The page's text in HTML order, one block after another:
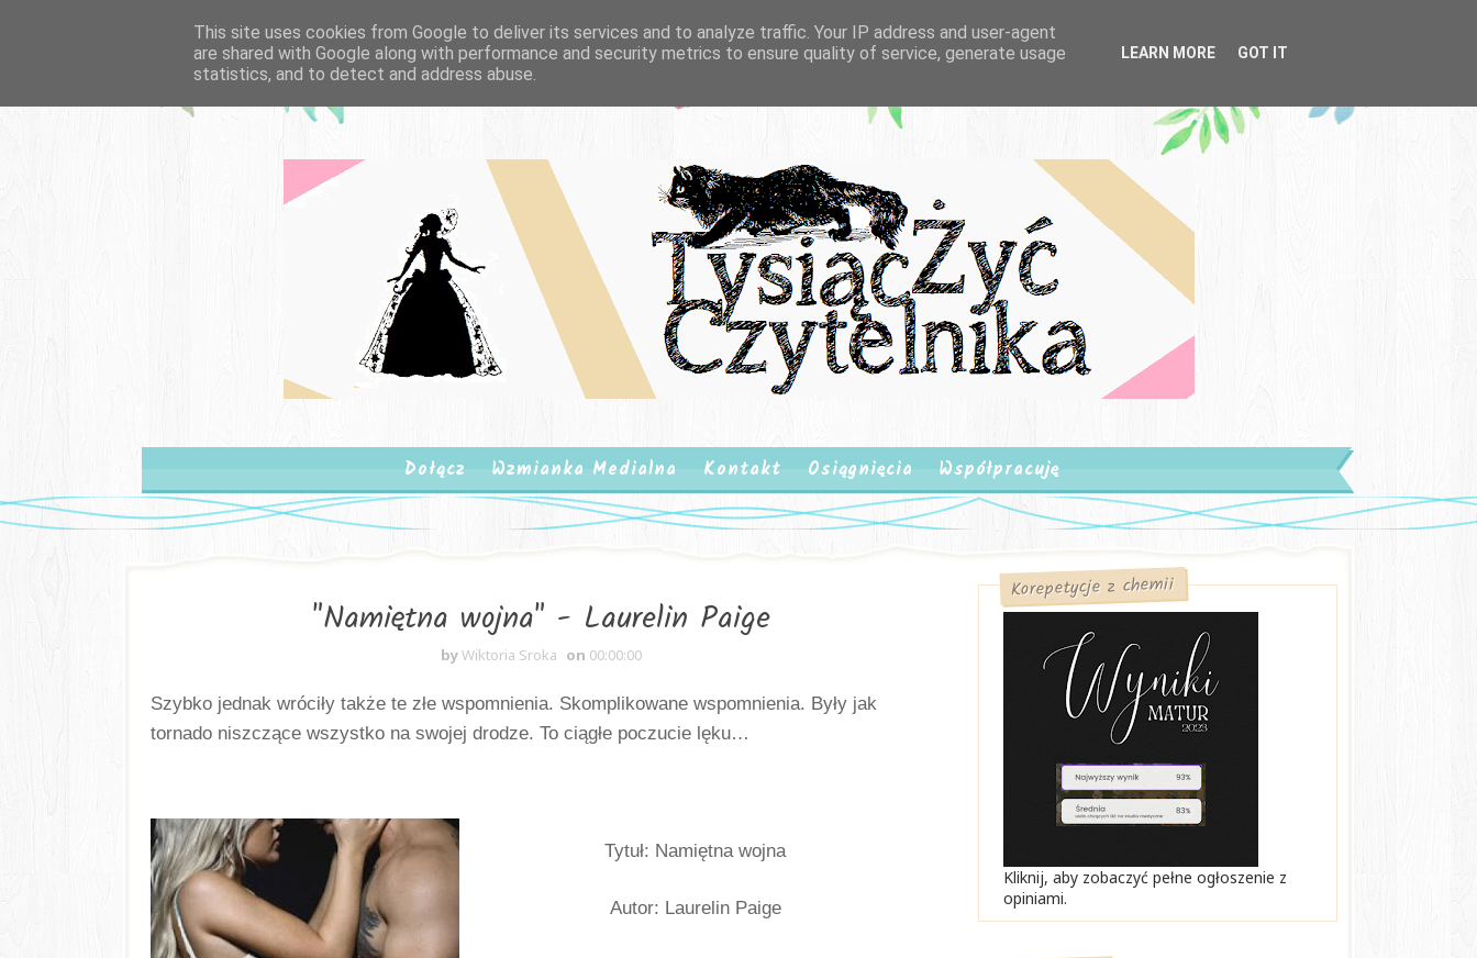
Dołącz Wzmianka Medialna Kontakt Osiągnięcia Współpracuję
"Namiętna wojna" - Laurelin Paige
byWiktoria Sroka on 00:00:00
Szybko jednak wróciły także te złe wspomnienia. Skomplikowane wspomnienia. Były jak
tornado niszczące wszystko na swojej drodze. To ciągłe poczucie lęku…
Tytuł: Namiętna wojna
Autor: Laurelin Paige
Korepetycje z chemii
Kliknij, aby zobaczyć pełne ogłoszenie z
opiniami.
This site uses cookies from Google to deliver its services and to analyze traffic. Your IP address and user-agent
are shared with Google along with performance and security metrics to ensure quality of service, generate usage
statistics, and to detect and address abuse.
LEARN MORE GOT IT